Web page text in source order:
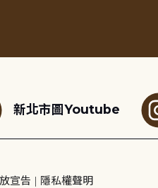
新北市圖Youtube
宣告 | 隱私權聲明